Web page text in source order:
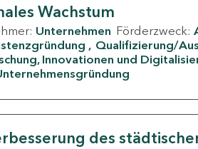
Wachstum
Unternehmen Förderzweck:
Qualifizierung/
Innovationen und
des